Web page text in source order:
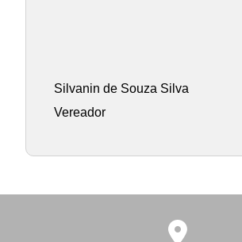
Silvanin de Souza Silva
Vereador